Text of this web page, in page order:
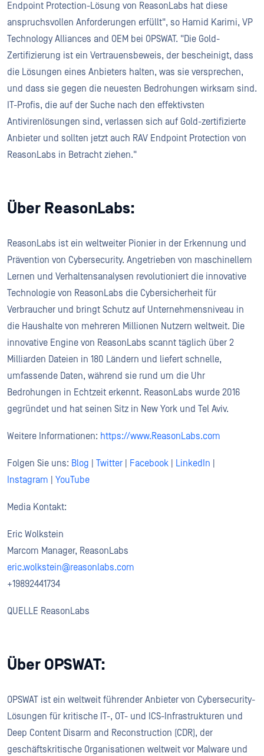
Endpoint Protection-Lösung von ReasonLabs hat diese
anspruchsvollen Anforderungen erfüllt", so Hamid Karimi, VP
Technology Alliances and OEM bei OPSWAT. "Die Gold-
Zertifizierung ist ein Vertrauensbeweis, der bescheinigt, dass
die Lösungen eines Anbieters halten, was sie versprechen,
und dass sie gegen die neuesten Bedrohungen wirksam sind.
IT-Profis, die auf der Suche nach den effektivsten
Antivirenlösungen sind, verlassen sich auf Gold-zertifizierte
Anbieter und sollten jetzt auch RAV Endpoint Protection von
ReasonLabs in Betracht ziehen."
Über ReasonLabs:
ReasonLabs ist ein weltweiter Pionier in der Erkennung und
Prävention von Cybersecurity. Angetrieben von maschinellem
Lernen und Verhaltensanalysen revolutioniert die innovative
Technologie von ReasonLabs die Cybersicherheit für
Verbraucher und bringt Schutz auf Unternehmensniveau in
die Haushalte von mehreren Millionen Nutzern weltweit. Die
innovative Engine von ReasonLabs scannt täglich über 2
Milliarden Dateien in 180 Ländern und liefert schnelle,
umfassende Daten, während sie rund um die Uhr
Bedrohungen in Echtzeit erkennt. ReasonLabs wurde 2016
gegründet und hat seinen Sitz in New York und Tel Aviv.
Weitere Informationen: https://www.ReasonLabs.com
Folgen Sie uns: Blog Twitter Facebook LinkedIn
Instagram
YouTube
Media Kontakt:
Eric Wolkstein
Marcom Manager, ReasonLabs
eric.wolkstein@reasonlabs.com
+19892441734
QUELLE ReasonLabs
Über OPSWAT:
OPSWAT ist ein weltweit führender Anbieter von Cybersecurity-
Lösungen für kritische IT-, OT- und ICS-Infrastrukturen und
Deep Content Disarm and Reconstruction (CDR), der
geschäftskritische Organisationen weltweit vor Malware und